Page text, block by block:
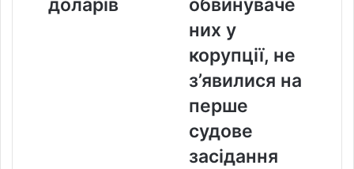
доларів
на
судове
засідання
обвинуваче
них у
корупції, не
з’явилися на
перше
судове
засідання